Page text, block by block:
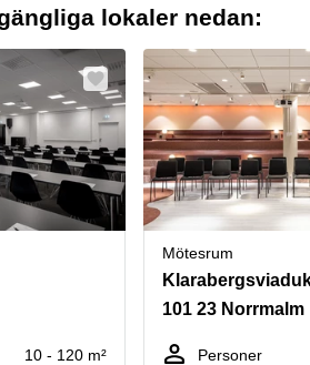
lokaler nedan:
10 - 120 m²
Mötesrum
101 23 Norrmalm
Personer